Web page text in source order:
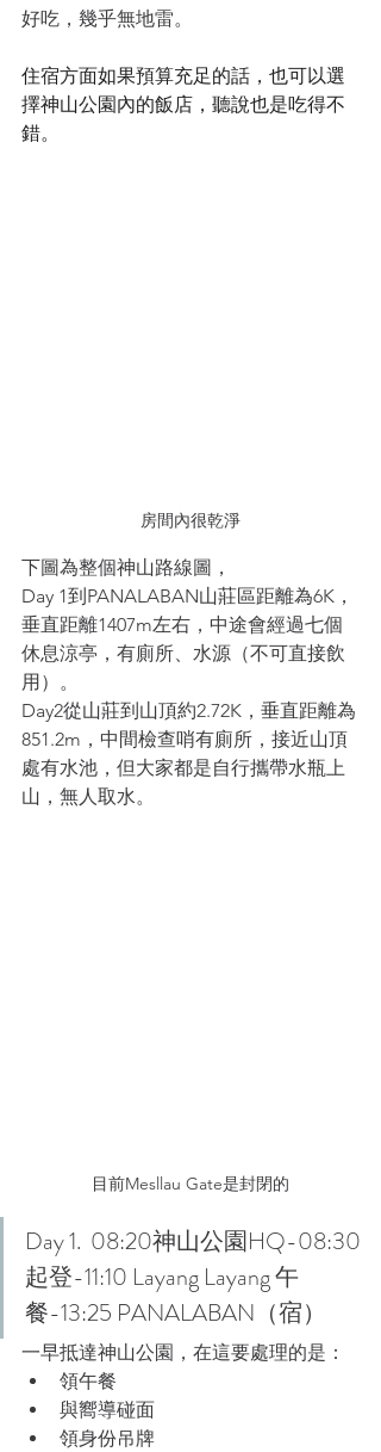
好吃，幾乎無地雷。
住宿方面如果預算充足的話，也可以選
擇神山公園內的飯店，聽說也是吃得不
錯。
房間內很乾淨
下圖為整個神山路線圖，
Day 1到PANALABAN山莊區距離為6K，
垂直距離1407m左右，中途會經過七個
休息涼亭，有廁所、水源（不可直接飲
用）。
Day2從山莊到山頂約2.72K，垂直距離為
851.2m，中間檢查哨有廁所，接近山頂
處有水池，但大家都是自行攜帶水瓶上
山，無人取水。
目前Mesllau Gate是封閉的
Day 1.  08:20神山公園HQ-08:30
起登-11:10 Layang Layang 午
餐-13:25 PANALABAN（宿）
一早抵達神山公園，在這要處理的是：
領午餐
與嚮導碰面
領身份吊牌